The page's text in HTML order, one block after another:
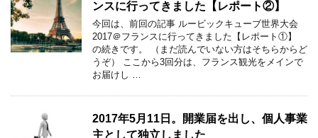
ンスに行ってきました【レポート②】
今回は、前回の記事 ルービックキューブ世界大会
2017＠フランスに行ってきました【レポート①】
の続きです。 （まだ読んでいない方はそちらからど
うぞ） ここから3回分は、フランス観光をメインで
お届けし …
2017年5月11日。開業届を出し、個人事業
主として独立しました